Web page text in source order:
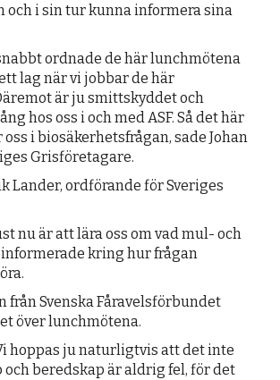
och i sin tur kunna informera sina
ordnade de här lunchmötena
lag när vi jobbar de här
är ju smittskyddet och
hos oss i och med ASF. Så det här
i biosäkerhetsfrågan, sade Johan
Grisföretagare.
Lander, ordförande för Sveriges
nu är att lära oss om vad mul- och
kring hur frågan
Svenska Fåravelsförbundet
över lunchmötena.
hoppas ju naturligtvis att det inte
beredskap är aldrig fel, för det